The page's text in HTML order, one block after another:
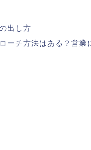
出し方
ーチ方法はある？営業